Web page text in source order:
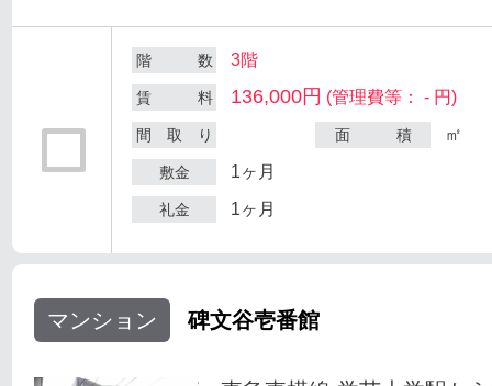
階 数 3階
賃 料 136,000円 (管理費等： - 円)
間 取 り 面 積 ㎡
敷金 1ヶ月
礼金 1ヶ月
マンション 碑文谷壱番館